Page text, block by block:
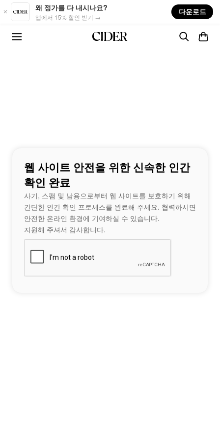
Skip to main content
왜 정가를 다 내시나요?
앱에서 15% 할인 받기 →
다운로드
웹 사이트 안전을 위한 신속한 인간
확인 완료
사기, 스팸 및 남용으로부터 웹 사이트를 보호하기 위해
간단한 인간 확인 프로세스를 완료해 주세요. 협력하시면
안전한 온라인 환경에 기여하실 수 있습니다.
지원해 주셔서 감사합니다.